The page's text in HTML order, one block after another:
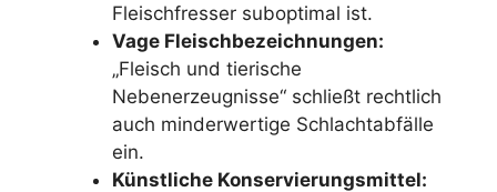
Fleischfresser suboptimal ist.
Vage Fleischbezeichnungen:
„Fleisch und tierische
Nebenerzeugnisse“ schließt rechtlich
auch minderwertige Schlachtabfälle
ein.
Künstliche Konservierungsmittel: